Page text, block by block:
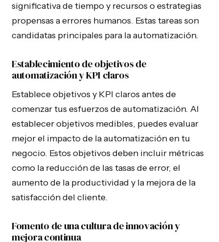
significativa de tiempo y recursos o estrategias
propensas a errores humanos. Estas tareas son
candidatas principales para la automatización.
Establecimiento de objetivos de
automatización y KPI claros
Establece objetivos y KPI claros antes de
comenzar tus esfuerzos de automatización. Al
establecer objetivos medibles, puedes evaluar
mejor el impacto de la automatización en tu
negocio. Estos objetivos deben incluir métricas
como la reducción de las tasas de error, el
aumento de la productividad y la mejora de la
satisfacción del cliente.
Fomento de una cultura de innovación y
mejora continua